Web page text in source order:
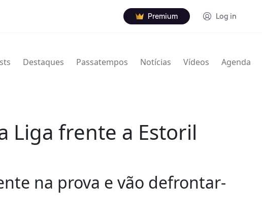
Premium Log in
Destaques Passatempos Notícias Vídeos Agenda
Liga frente a Estoril
na prova e vão defrontar-